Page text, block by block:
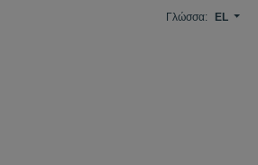
Γλώσσα: EL